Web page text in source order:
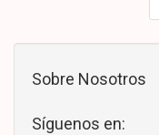
Sobre Nosotros
Síguenos en: